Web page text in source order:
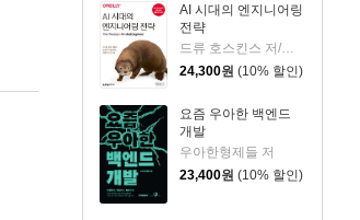
AI 시대의 엔지니어링
전략
드류 호스킨스 저/조쉬(김승권) 역
24,300원 (10% 할인)
요즘 우아한 백엔드
개발
우아한형제들 저
23,400원 (10% 할인)